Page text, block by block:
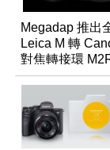
Megadap 推出
Leica M 轉
對焦轉接環